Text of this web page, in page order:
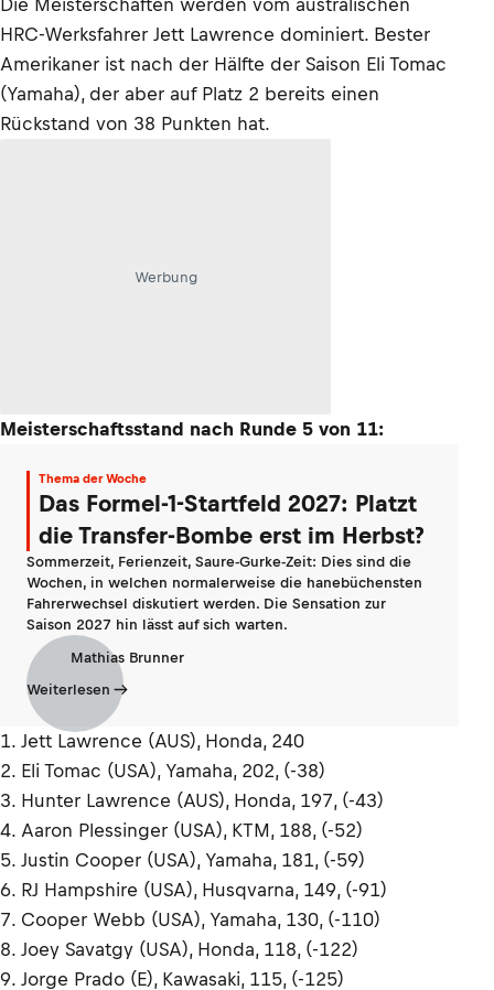
Die Meisterschaften werden vom australischen
HRC-Werksfahrer Jett Lawrence dominiert. Bester
Amerikaner ist nach der Hälfte der Saison Eli Tomac
(Yamaha), der aber auf Platz 2 bereits einen
Rückstand von 38 Punkten hat.
Werbung
Meisterschaftsstand nach Runde 5 von 11:
Thema der Woche
Das Formel-1-Startfeld 2027: Platzt
die Transfer-Bombe erst im Herbst?
Sommerzeit, Ferienzeit, Saure-Gurke-Zeit: Dies sind die
Wochen, in welchen normalerweise die hanebüchensten
Fahrerwechsel diskutiert werden. Die Sensation zur
Saison 2027 hin lässt auf sich warten.
Mathias Brunner
Weiterlesen
1. Jett Lawrence (AUS), Honda, 240
2. Eli Tomac (USA), Yamaha, 202, (-38)
3. Hunter Lawrence (AUS), Honda, 197, (-43)
4. Aaron Plessinger (USA), KTM, 188, (-52)
5. Justin Cooper (USA), Yamaha, 181, (-59)
6. RJ Hampshire (USA), Husqvarna, 149, (-91)
7. Cooper Webb (USA), Yamaha, 130, (-110)
8. Joey Savatgy (USA), Honda, 118, (-122)
9. Jorge Prado (E), Kawasaki, 115, (-125)